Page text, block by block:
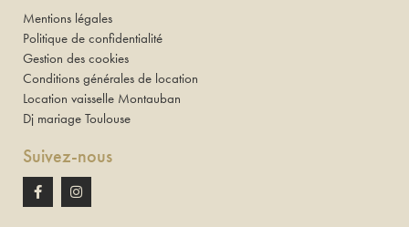
Mentions légales
Politique de confidentialité
Gestion des cookies
Conditions générales de location
Location vaisselle Montauban
Dj mariage Toulouse
Suivez-nous